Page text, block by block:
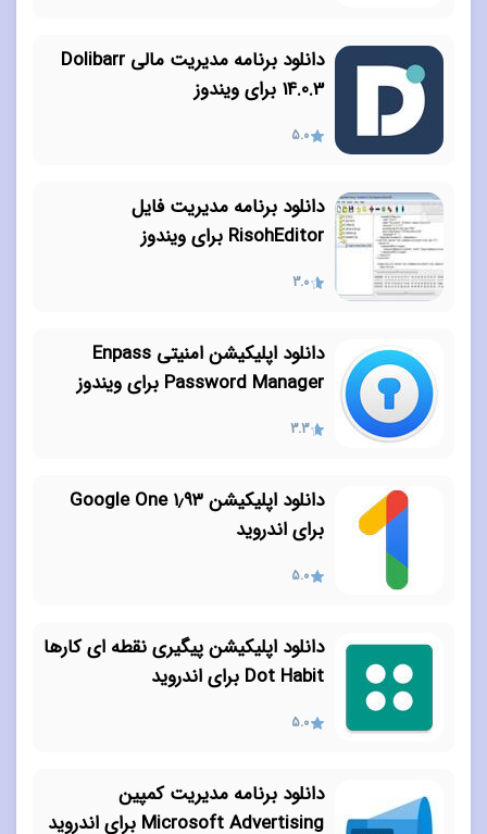
دانلود برنامه مدیریت مالی Dolibarr
14.0.3 برای ویندوز
5.0
دانلود برنامه مدیریت فایل
RisohEditor برای ویندوز
3.0
دانلود اپلیکیشن امنیتی Enpass
Password Manager برای ویندوز
3.3
دانلود اپلیکیشن ۱٫۹۳ Google One
برای اندروید
5.0
دانلود اپلیکیشن پیگیری نقطه ای کارها
Dot Habit برای اندروید
5.0
دانلود برنامه مدیریت کمپین
Microsoft Advertising برای اندروید